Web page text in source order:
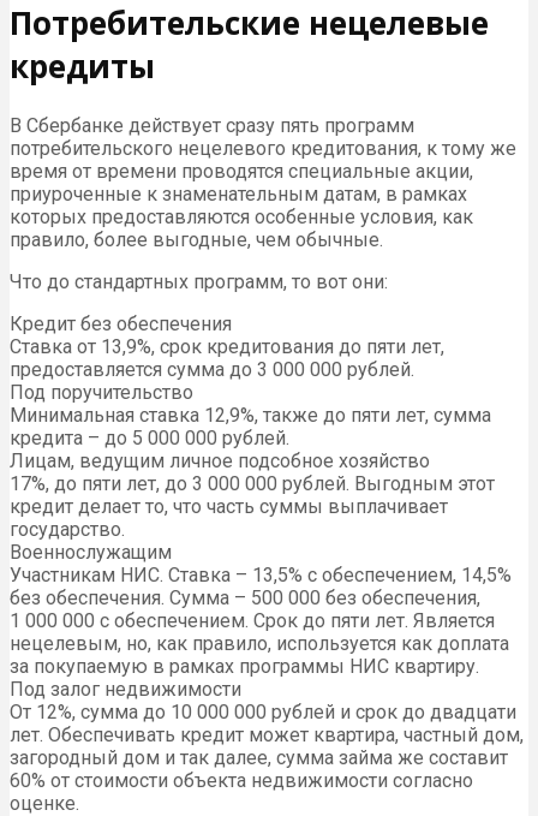
Потребительские нецелевые
кредиты
В Сбербанке действует сразу пять программ
потребительского нецелевого кредитования, к тому же
время от времени проводятся специальные акции,
приуроченные к знаменательным датам, в рамках
которых предоставляются особенные условия, как
правило, более выгодные, чем обычные.
Что до стандартных программ, то вот они:
Кредит без обеспечения
Ставка от 13,9%, срок кредитования до пяти лет,
предоставляется сумма до 3 000 000 рублей.
Под поручительство
Минимальная ставка 12,9%, также до пяти лет, сумма
кредита – до 5 000 000 рублей.
Лицам, ведущим личное подсобное хозяйство
17%, до пяти лет, до 3 000 000 рублей. Выгодным этот
кредит делает то, что часть суммы выплачивает
государство.
Военнослужащим
Участникам НИС. Ставка – 13,5% с обеспечением, 14,5%
без обеспечения. Сумма – 500 000 без обеспечения,
1 000 000 с обеспечением. Срок до пяти лет. Является
нецелевым, но, как правило, используется как доплата
за покупаемую в рамках программы НИС квартиру.
Под залог недвижимости
От 12%, сумма до 10 000 000 рублей и срок до двадцати
лет. Обеспечивать кредит может квартира, частный дом,
загородный дом и так далее, сумма займа же составит
60% от стоимости объекта недвижимости согласно
оценке.